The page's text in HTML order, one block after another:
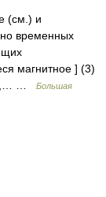
(см.) и
временных
магнитное ] (3)
…
Большая